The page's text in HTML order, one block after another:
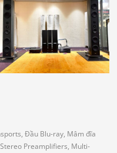
Đầu Blu-ray, Mâm đĩa
Preamplifiers, Multi-